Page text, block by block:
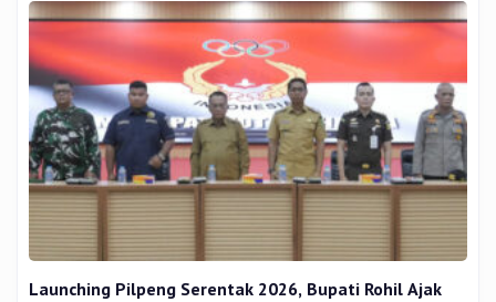
Launching Pilpeng Serentak 2026, Bupati Rohil Ajak